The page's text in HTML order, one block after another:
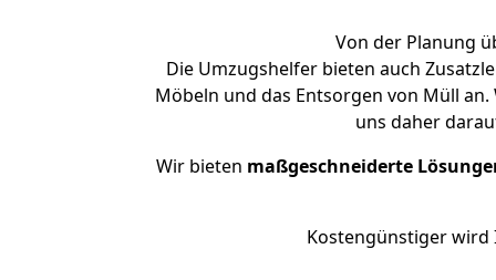
Von der Planung
Die Umzugshelfer bieten auch
Möbeln und das Entsorgen von Müll
uns daher
Wir bieten maßgeschneiderte
Kostengünstiger wird